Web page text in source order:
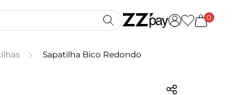
0
Sapatilha Bico Redondo